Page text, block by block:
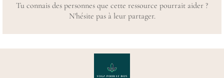
Tu connais des personnes que cette ressource pourrait aider ?
N'hésite pas à leur partager.